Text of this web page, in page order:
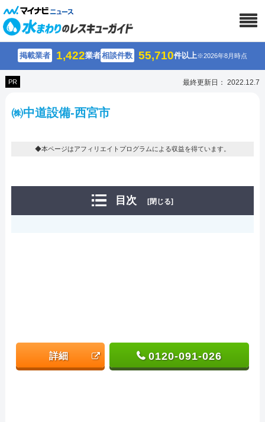
掲載業者 1,422業者相談件数 55,710件以上※2026年8月時点
PR 最終更新日： 2022.12.7
㈱中道設備-西宮市
◆本ページはアフィリエイトプログラムによる収益を得ています。
目次 [閉じる]
詳細 0120-091-026